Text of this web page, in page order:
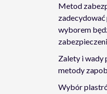
Metod
wyborem
Zalety i wady
metody
Wybór